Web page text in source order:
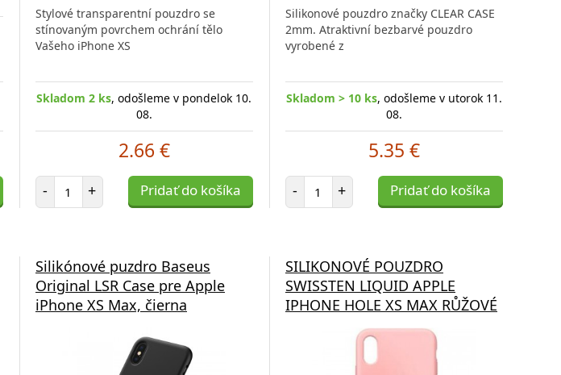
Stylové transparentní pouzdro se
stínovaným povrchem ochrání tělo
Vašeho iPhone XS
Skladom 2 ks, odošleme v pondelok 10.
08.
2.66 €
- Počet položiek
+ Pridať do košíka
Silikonové pouzdro značky CLEAR CASE
2mm. Atraktivní bezbarvé pouzdro
vyrobené z
Skladom > 10 ks, odošleme v utorok 11.
08.
5.35 €
- Počet položiek
+ Pridať do košíka
Silikónové puzdro Baseus
Original LSR Case pre Apple
iPhone XS Max, čierna
SILIKONOVÉ POUZDRO
SWISSTEN LIQUID APPLE
IPHONE HOLE XS MAX RŮŽOVÉ